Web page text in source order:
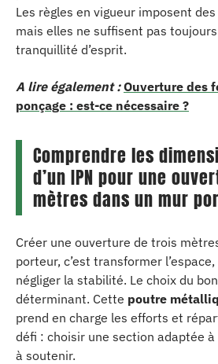
Les règles en vigueur imposent
mais elles ne suffisent pas
tranquillité d’esprit.
A lire également : Ouverture des
ponçage : est-ce nécessaire ?
Comprendre les
d’un IPN pour une
mètres dans un mur
Créer une ouverture de trois
porteur, c’est transformer
négliger la stabilité. Le choix du bon
déterminant. Cette poutre
prend en charge les efforts et
défi : choisir une section adaptée
à soutenir.